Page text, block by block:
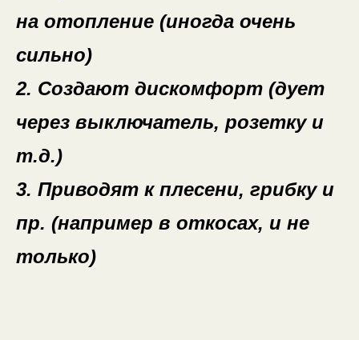
на отопление (иногда очень
сильно)
2. Создают дискомфорт (дует
через выключатель, розетку и
т.д.)
3. Приводят к плесени, грибку и
пр. (например в откосах, и не
только)